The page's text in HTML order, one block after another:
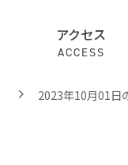
アクセス
ACCESS
2023年10月01日